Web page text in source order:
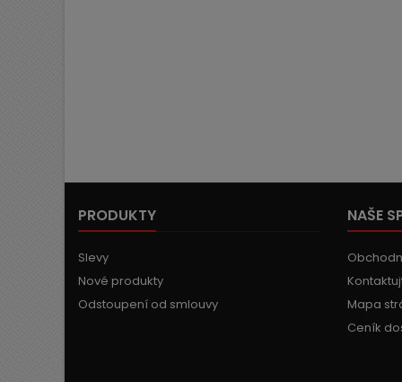
PRODUKTY
Slevy
Nové produkty
Odstoupení od smlouvy
NAŠE
Mapa
Ceník